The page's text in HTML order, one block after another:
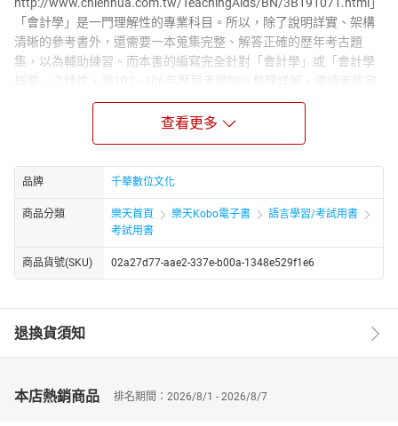
「會計學」是一門理解性的專業科目。所以，除了說明詳實、架構
清晰的參考書外，還需要一本蒐集完整、解答正確的歷年考古題
集，以為輔助練習。而本書的編寫完全針對「會計學」或「會計學
概要」之特性，將102~106年歷屆考題加以整理詳解，使讀者能完
全掌握「會計學」或「會計學概要」的出題方向。本書收錄
102~106年之高普考、關務、地特等各類特考之會計學(含概要)相
關試題，並由新至舊依序排列。隨書輔材則收錄100~101年試題。
構，包含思考索引、「圖解式」解題架構、觀念延伸、類似考題、
參考書目等，指導考生如何迅速整理答題要點，並補充相關知識連
結，是您獲得高分的最佳選擇！
查看更多
品牌 千華數位文化
商品分類 樂天首頁 樂天Kobo電子書
語言學習/考試用書
考試用書
商品貨號(SKU) 02a27d77-aae2-337e-b00a-1348e529f1e6
退換貨須知
本店熱銷商品 排名期間：2026/8/1 - 2026/8/7